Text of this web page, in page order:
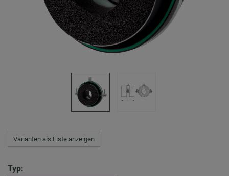
Varianten als Liste anzeigen
Typ: